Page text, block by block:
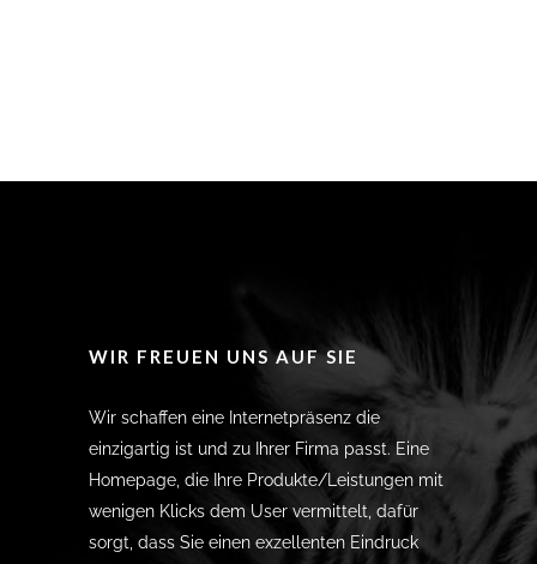
WIR FREUEN UNS AUF SIE
Wir schaffen eine Internetpräsenz die
einzigartig ist und zu Ihrer Firma passt. Eine
Homepage, die Ihre Produkte/Leistungen mit
wenigen Klicks dem User vermittelt, dafür
sorgt, dass Sie einen exzellenten Eindruck